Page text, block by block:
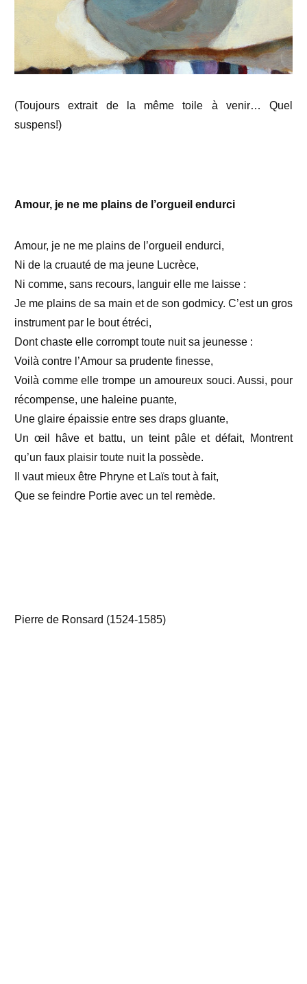
(Toujours extrait de la même toile à venir… Quel
suspens!)
Amour, je ne me plains de l’orgueil endurci
Amour, je ne me plains de l’orgueil endurci,
Ni de la cruauté de ma jeune Lucrèce,
Ni comme, sans recours, languir elle me laisse :
Je me plains de sa main et de son godmicy. C’est un gros
instrument par le bout étréci,
Dont chaste elle corrompt toute nuit sa jeunesse :
Voilà contre l’Amour sa prudente finesse,
Voilà comme elle trompe un amoureux souci. Aussi, pour
récompense, une haleine puante,
Une glaire épaissie entre ses draps gluante,
Un œil hâve et battu, un teint pâle et défait,
Montrent
qu’un faux plaisir toute nuit la possède.
Il vaut mieux être Phryne et Laïs tout à fait,
Que se feindre Portie avec un tel remède.
Pierre de Ronsard (1524-1585)